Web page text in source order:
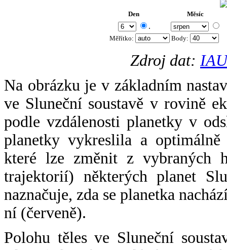
Den Měsíc
.
Měřítko: Body:
Zdroj dat:
Na obrázku je v základním
ve Sluneční soustavě v rovině
podle vzdálenosti planetky v
planetky vykreslila a
které lze změnit z vybraných
trajektorií) některých planet
naznačuje, zda se planetka
ní (červeně).
Polohu těles ve Sluneční